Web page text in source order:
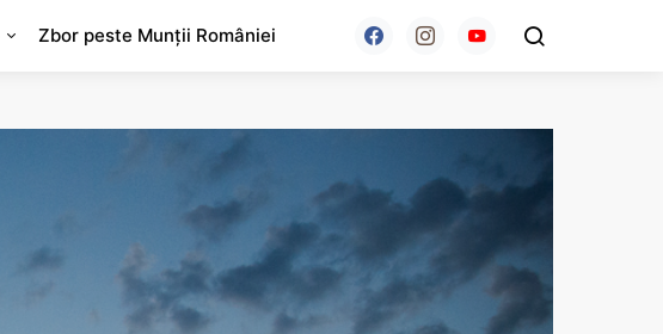
Zbor peste Munții României